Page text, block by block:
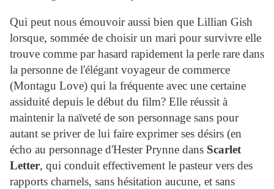
Qui peut nous émouvoir aussi bien que Lillian Gish
lorsque, sommée de choisir un mari pour survivre elle
trouve comme par hasard rapidement la perle rare dans
la personne de l'élégant voyageur de commerce
(Montagu Love) qui la fréquente avec une certaine
assiduité depuis le début du film? Elle réussit à
maintenir la naïveté de son personnage sans pour
autant se priver de lui faire exprimer ses désirs (en
écho au personnage d'Hester Prynne dans Scarlet
Letter, qui conduit effectivement le pasteur vers des
rapports charnels, sans hésitation aucune, et sans